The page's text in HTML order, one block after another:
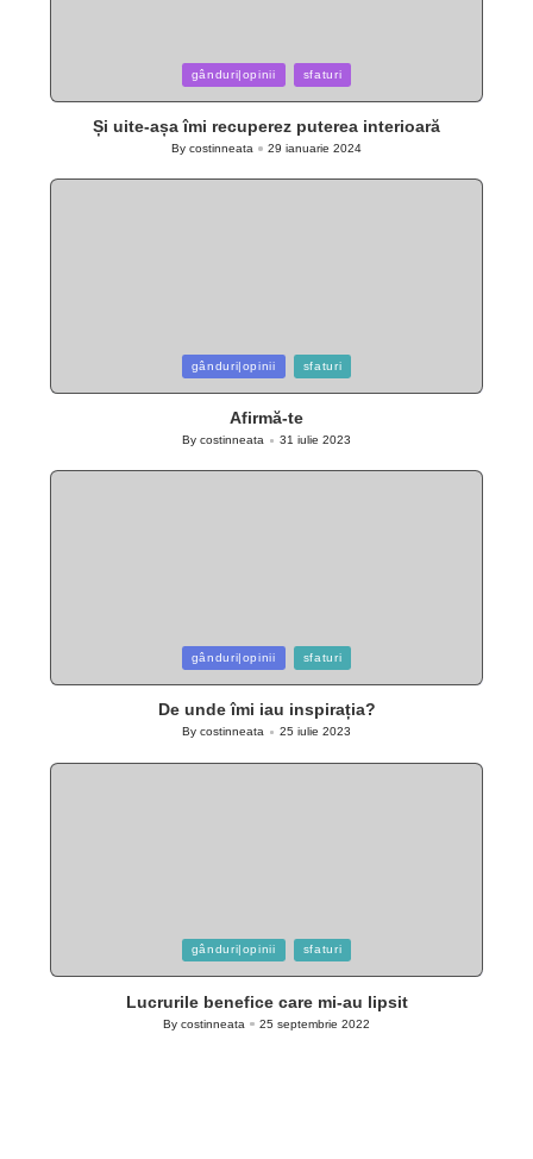
in
gânduri|opinii sfaturi
Și uite-așa îmi recuperez puterea interioară
Posted
By costinneata 29 ianuarie 2024
in
gânduri|opinii sfaturi
Afirmă-te
Posted
Bycostinneata 31 iulie 2023
in
gânduri|opinii sfaturi
De unde îmi iau inspirația?
Posted
Bycostinneata 25 iulie 2023
in
gânduri|opinii sfaturi
Lucrurile benefice care mi-au lipsit
Posted
By costinneata 25 septembrie 2022